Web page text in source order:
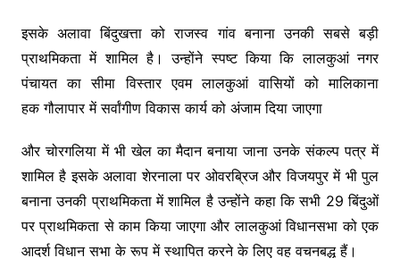
o
k
p k
इसके अलावा बिंदुखत्ता को राजस्व गांव बनाना उनकी सबसे बड़ी
प्राथमिकता में शामिल है। उन्होंने स्पष्ट किया कि लालकुआं नगर
पंचायत का सीमा विस्तार एवम लालकुआं वासियों को मालिकाना
हक गौलापार में सर्वांगीण विकास कार्य को अंजाम दिया जाएगा
और चोरगलिया में भी खेल का मैदान बनाया जाना उनके संकल्प पत्र में
शामिल है इसके अलावा शेरनाला पर ओवरब्रिज और विजयपुर में भी पुल
बनाना उनकी प्राथमिकता में शामिल है उन्होंने कहा कि सभी 29 बिंदुओं
पर प्राथमिकता से काम किया जाएगा और लालकुआं विधानसभा को एक
आदर्श विधान सभा के रूप में स्थापित करने के लिए वह वचनबद्ध हैं।